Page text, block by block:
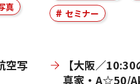
真
セミナー
空写
【大阪／
真家・A☆50/